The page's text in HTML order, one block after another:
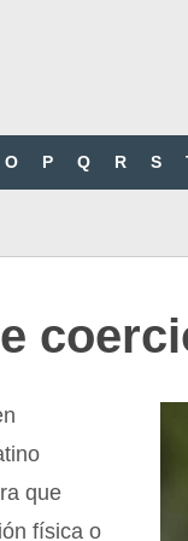
O P Q R S
que
física o